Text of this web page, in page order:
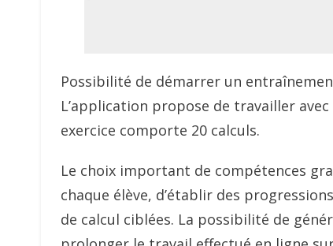
Possibilité de démarrer un
L’application propose de travailler avec
exercice comporte 20 calculs.
Le choix important de compétences
chaque élève, d’établir des
de calcul ciblées. La possibilité de